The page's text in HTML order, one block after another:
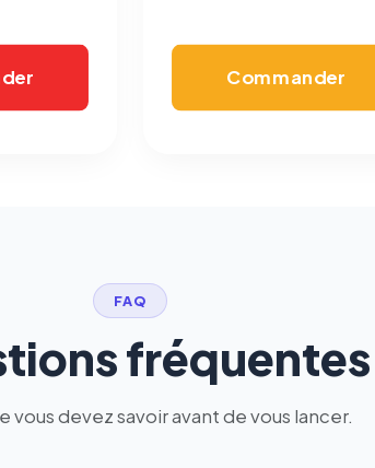
Commander
FAQ
fréquentes
vous devez savoir avant de vous lancer.